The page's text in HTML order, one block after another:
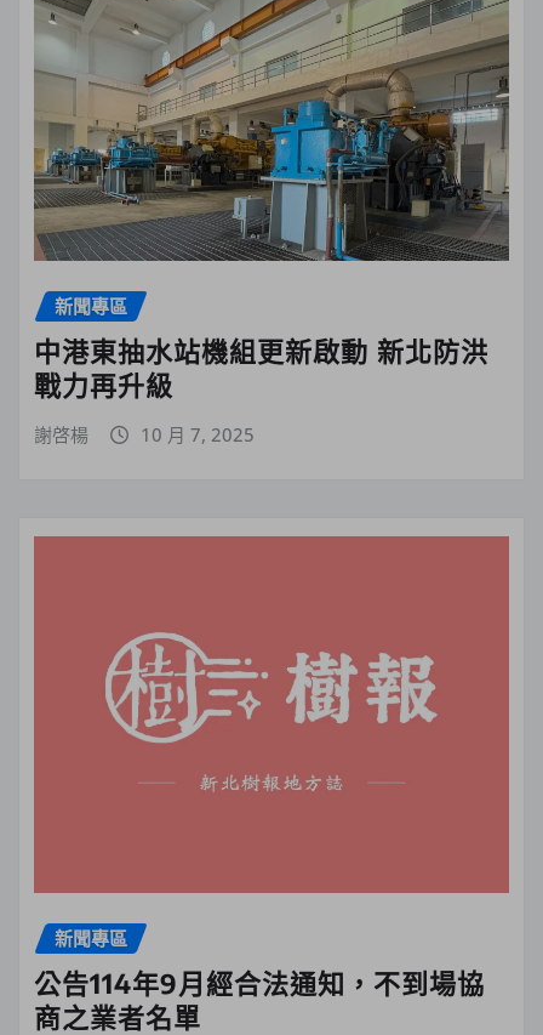
新聞專區
中港東抽水站機組更新啟動 新北防洪
戰力再升級
謝啓楊 10 月 7, 2025
新聞專區
公告114年9月經合法通知，不到場協
商之業者名單